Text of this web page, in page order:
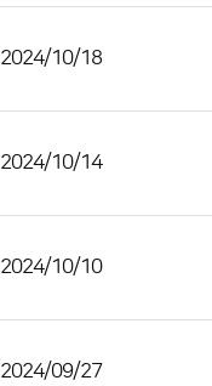
2024/10/18
2024/10/14
2024/10/10
2024/09/27